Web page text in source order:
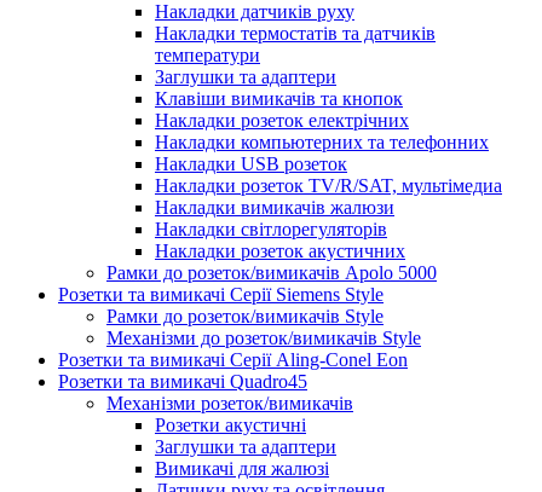
Накладки датчиків руху
Накладки термостатів та датчиків
температури
Заглушки та адаптери
Клавіши вимикачів та кнопок
Накладки розеток електрічних
Накладки компьютерних та телефонних
Накладки USB розеток
Накладки розеток TV/R/SAT, мультімедиа
Накладки вимикачів жалюзи
Накладки світлорегуляторів
Накладки розеток акустичних
Рамки до розеток/вимикачів Apolo 5000
Розетки та вимикачі Серії Siemens Style
Рамки до розеток/вимикачів Style
Механізми до розеток/вимикачів Style
Розетки та вимикачі Серії Aling-Conel Eon
Розетки та вимикачі Quadro45
Механізми розеток/вимикачів
Розетки акустичні
Заглушки та адаптери
Вимикачі для жалюзі